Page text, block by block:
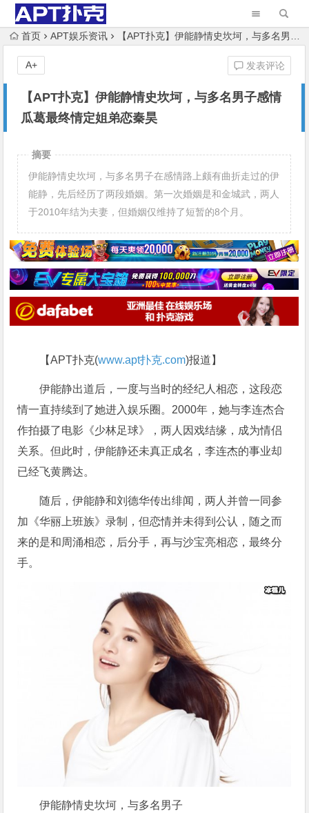
首页 APT娱乐资讯 【APT扑克】伊能静情史坎坷，与多名男子感情瓜葛最终情定姐弟恋秦昊
【APT扑克】伊能静情史坎坷，与多名男子感情
瓜葛最终情定姐弟恋秦昊
发表评论
A+
摘要
伊能静情史坎坷，与多名男子在感情路上颇有曲折走过的伊
能静，先后经历了两段婚姻。第一次婚姻是和金城武，两人
于2010年结为夫妻，但婚姻仅维持了短暂的8个月。
【APT扑克(www.apt扑克.com)报道】
伊能静出道后，一度与当时的经纪人相恋，这段恋
情一直持续到了她进入娱乐圈。2000年，她与李连杰合
作拍摄了电影《少林足球》，两人因戏结缘，成为情侣
关系。但此时，伊能静还未真正成名，李连杰的事业却
已经飞黄腾达。
随后，伊能静和刘德华传出绯闻，两人并曾一同参
加《华丽上班族》录制，但恋情并未得到公认，随之而
来的是和周涌相恋，后分手，再与沙宝亮相恋，最终分
手。
伊能静情史坎坷，与多名男子